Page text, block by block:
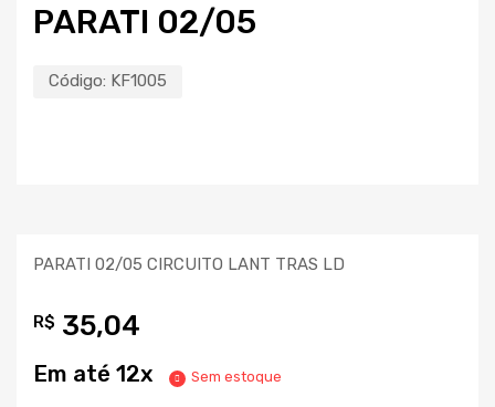
PARATI 02/05
Código: KF1005
PARATI 02/05 CIRCUITO LANT TRAS LD
R$ 35,04
Em até 12x Sem estoque